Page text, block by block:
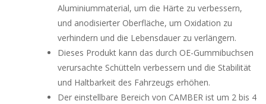
Aluminiummaterial, um die Härte zu verbessern,
und anodisierter Oberfläche, um Oxidation zu
verhindern und die Lebensdauer zu verlängern.
Dieses Produkt kann das durch OE-Gummibuchsen
verursachte Schütteln verbessern und die Stabilität
und Haltbarkeit des Fahrzeugs erhöhen.
Der einstellbare Bereich von CAMBER ist um 2 bis 4